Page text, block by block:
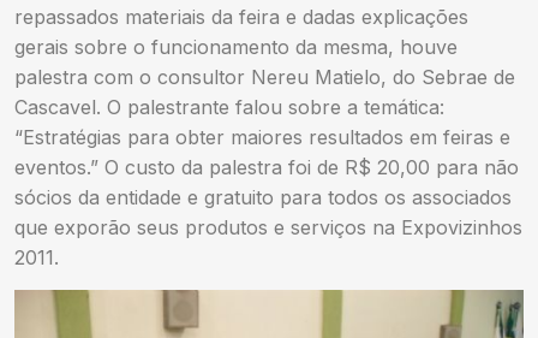
repassados materiais da feira e dadas explicações
gerais sobre o funcionamento da mesma, houve
palestra com o consultor Nereu Matielo, do Sebrae de
Cascavel. O palestrante falou sobre a temática:
“Estratégias para obter maiores resultados em feiras e
eventos.” O custo da palestra foi de R$ 20,00 para não
sócios da entidade e gratuito para todos os associados
que exporão seus produtos e serviços na Expovizinhos
2011.